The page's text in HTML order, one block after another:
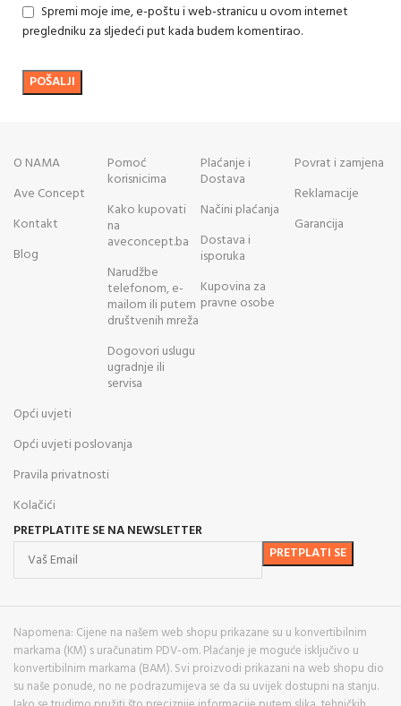
Spremi moje ime, e-poštu i web-stranicu u ovom internet
pregledniku za sljedeći put kada budem komentirao.
O NAMA
Ave Concept
Kontakt
Blog
Pomoć
korisnicima
Kako kupovati
na
aveconcept.ba
Narudžbe
telefonom, e-
mailom ili putem
društvenih mreža
Dogovori uslugu
ugradnje ili
servisa
Plaćanje i
Dostava
Načini plaćanja
Dostava i
isporuka
Kupovina za
pravne osobe
Povrat i zamjena
Reklamacije
Garancija
Opći uvjeti
Opći uvjeti poslovanja
Pravila privatnosti
Kolačići
PRETPLATITE SE NA NEWSLETTER
Napomena: Cijene na našem web shopu prikazane su u konvertibilnim
markama (KM) s uračunatim PDV-om. Plaćanje je moguće isključivo u
konvertibilnim markama (BAM). Svi proizvodi prikazani na web shopu dio
su naše ponude, no ne podrazumijeva se da su uvijek dostupni na stanju.